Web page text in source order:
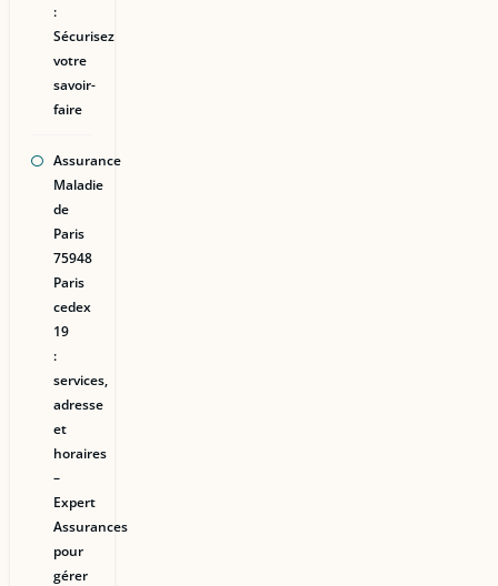
:
Sécurisez
votre
savoir-
faire
Assurance
Maladie
de
Paris
75948
Paris
cedex
19
:
services,
adresse
et
horaires
–
Expert
Assurances
pour
gérer